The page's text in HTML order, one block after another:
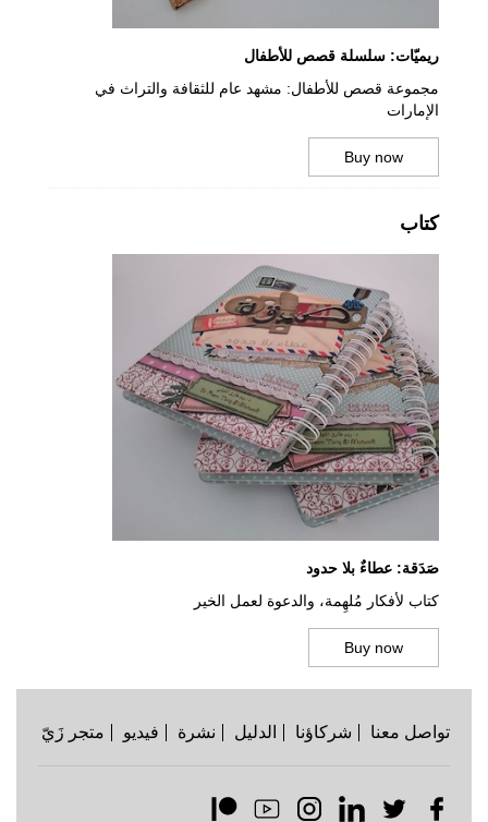
ريميّات: سلسلة قصص للأطفال
مجموعة قصص للأطفال: مشهد عام للثقافة والتراث في
الإمارات
Buy now
كتاب
صَدَقة: عطاءٌ بلا حدود
كتاب لأفكار مُلهِمة، والدعوة لعمل الخير
Buy now
تواصل معنا شركاؤنا الدليل نشرة فيديو متجر زَيّ